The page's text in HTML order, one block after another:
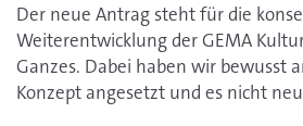
Der neue Antrag steht für die
Weiterentwicklung der GEMA
Ganzes. Dabei haben wir bewusst
Konzept angesetzt und es nicht